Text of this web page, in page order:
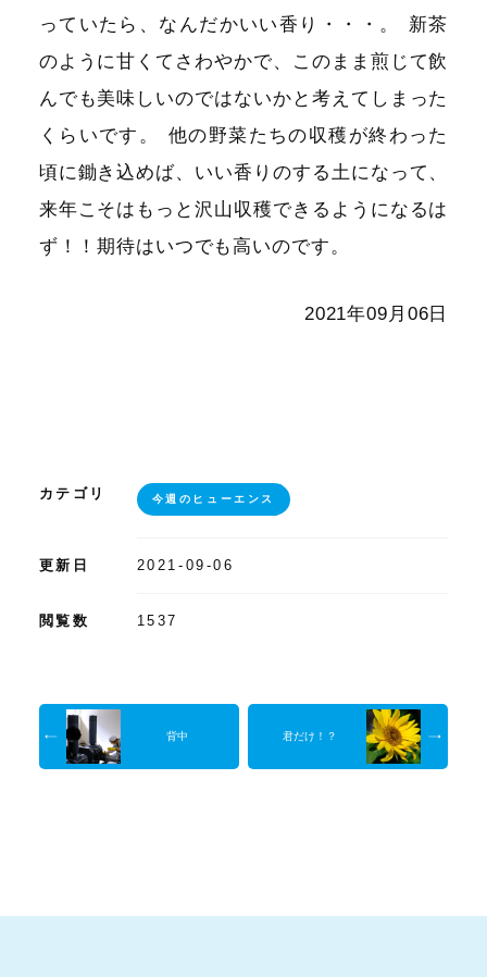
っていたら、なんだかいい香り・・・ 。
新茶
のように甘くてさわやかで、このまま煎じて飲
んでも美味しいのではないかと考えてしまった
くらいです 。
他の野菜たちの収穫が終わった
頃に鋤き込めば、いい香りのする土になって、
来年こそはもっと沢山収穫できるようになるは
ず！！期待はいつでも高いのです。
2021年09月06日
カテゴリ 今週のヒューエンス
更新日 2021-09-06
閲覧数 1537
君だけ！？
背中